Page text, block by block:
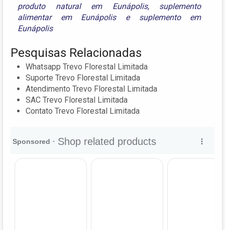
produto natural em Eunápolis, suplemento
alimentar em Eunápolise suplemento em
Eunápolis
Pesquisas Relacionadas
Whatsapp Trevo Florestal Limitada
Suporte Trevo Florestal Limitada
Atendimento Trevo Florestal Limitada
SAC Trevo Florestal Limitada
Contato Trevo Florestal Limitada